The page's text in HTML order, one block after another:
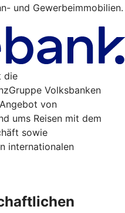
und Gewerbeimmobilien.
die
Volksbanken
von
ums Reisen mit dem
sowie
internationalen